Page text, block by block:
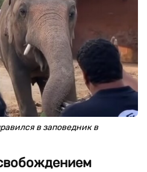
в заповедник в